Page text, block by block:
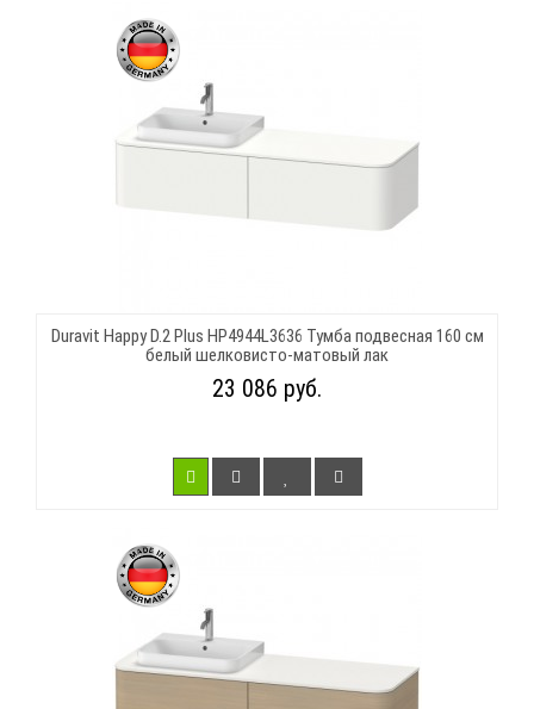
Duravit Happy D.2 Plus HP4944L3636 Тумба подвесная 160 см
белый шелковисто-матовый лак
23 086 руб.